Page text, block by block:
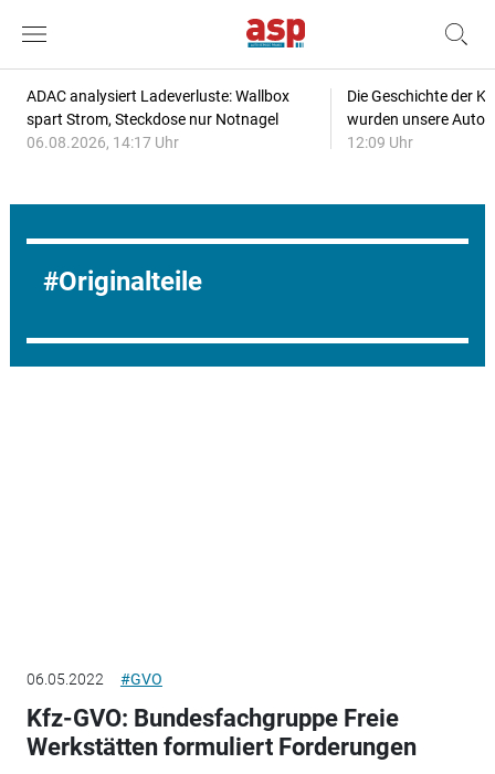
ADAC analysiert Ladeverluste: Wallbox
spart Strom, Steckdose nur Notnagel
06.08.2026, 14:17 Uhr
Die Geschichte der
wurden unsere
12:09 Uhr
Originalteile
06.05.2022 #GVO
Kfz-GVO: Bundesfachgruppe Freie
Werkstätten formuliert Forderungen